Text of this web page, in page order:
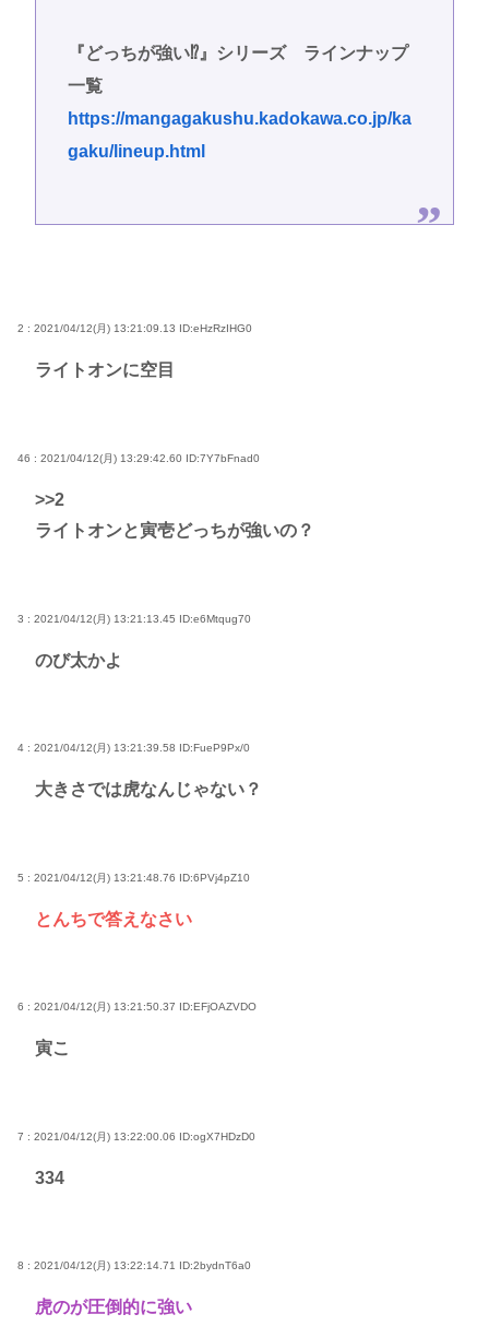
『どっちが強い⁉』シリーズ ラインナップ
一覧
https://mangagakushu.kadokawa.co.jp/ka
gaku/lineup.html
2 : 2021/04/12(月) 13:21:09.13 ID:eHzRzIHG0
ライトオンに空目
46 : 2021/04/12(月) 13:29:42.60 ID:7Y7bFnad0
>>2
ライトオンと寅壱どっちが強いの？
3 : 2021/04/12(月) 13:21:13.45 ID:e6Mtqug70
のび太かよ
4 : 2021/04/12(月) 13:21:39.58 ID:FueP9Px/0
大きさでは虎なんじゃない？
5 : 2021/04/12(月) 13:21:48.76 ID:6PVj4pZ10
とんちで答えなさい
6 : 2021/04/12(月) 13:21:50.37 ID:EFjOAZVDO
寅こ
7 : 2021/04/12(月) 13:22:00.06 ID:ogX7HDzD0
334
8 : 2021/04/12(月) 13:22:14.71 ID:2bydnT6a0
虎のが圧倒的に強い